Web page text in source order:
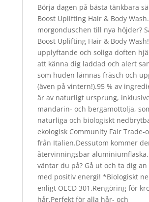
Börja dagen på bästa tänkbara
Boost Uplifting Hair & Body
morgonduschen till nya höjder?
Boost Uplifting Hair & Body
upplyftande och soliga doften
att känna dig laddad och alert
som huden lämnas fräsch och
(även på vintern!).95 % av
är av naturligt ursprung,
mandarin- och bergamottolja,
naturliga och biologiskt
ekologisk Community Fair Trade-
från Italien.Dessutom kommer
återvinningsbar
väntar du på? Gå ut och ta dig an
med positiv energi! *Biologiskt
enligt OECD 301.Rengöring för
hår.Perfekt för alla hår- och